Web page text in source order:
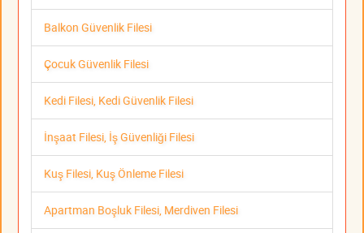
Balkon Güvenlik Filesi
Çocuk Güvenlik Filesi
Kedi Filesi, Kedi Güvenlik Filesi
İnşaat Filesi, İş Güvenliği Filesi
Kuş Filesi, Kuş Önleme Filesi
Apartman Boşluk Filesi, Merdiven Filesi